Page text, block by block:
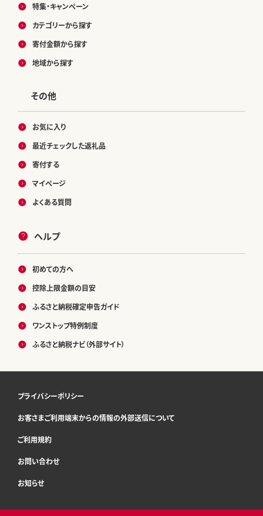
特集・キャンペーン
カテゴリーから探す
寄付金額から探す
地域から探す
その他
お気に入り
最近チェックした返礼品
寄付する
マイページ
よくある質問
ヘルプ
初めての方へ
控除上限金額の目安
ふるさと納税確定申告ガイド
ワンストップ特例制度
ふるさと納税ナビ（外部サイト）
プライバシーポリシー
お客さまご利用端末からの情報の外部送信について
ご利用規約
お問い合わせ
お知らせ